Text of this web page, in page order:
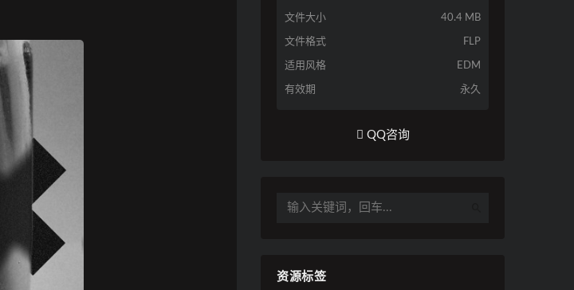
文件大小 40.4 MB
文件格式 FLP
适用风格 EDM
有效期 永久
QQ咨询
资源标签